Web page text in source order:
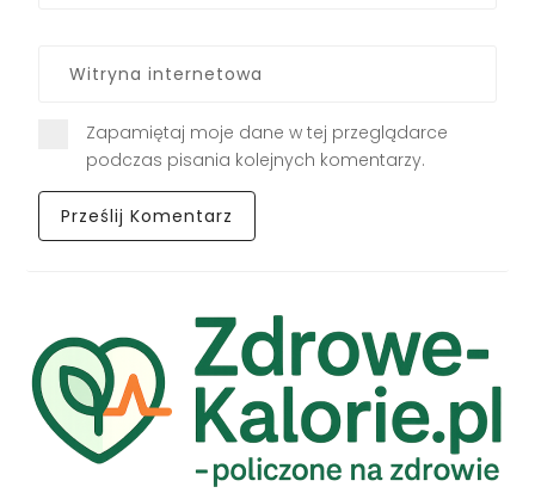
Zapamiętaj moje dane w tej przeglądarce
podczas pisania kolejnych komentarzy.